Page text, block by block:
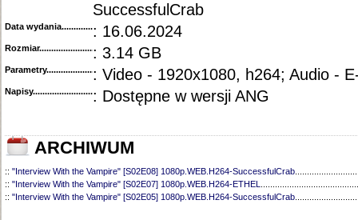
SuccessfulCrab
Data wydania......................................
: 16.06.2024
Rozmiar...........................................
: 3.14 GB
Parametry.........................................: Video - 1920x1080, h264; Audio -
Napisy............................................: Dostępne w wersji ANG
ARCHIWUM
:: "Interview With the Vampire" [S02E08] 1080p.WEB.H264-SuccessfulCrab
:: "Interview With the Vampire" [S02E07] 1080p.WEB.H264-ETHEL
:: "Interview With the Vampire" [S02E05] 1080p.WEB.H264-SuccessfulCrab